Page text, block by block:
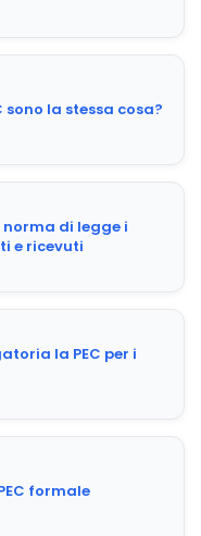
sono la stessa cosa?
di legge i
e ricevuti
la PEC per i
formale